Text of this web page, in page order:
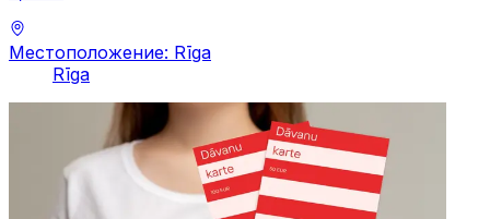
Местоположение: Rīga
Rīga